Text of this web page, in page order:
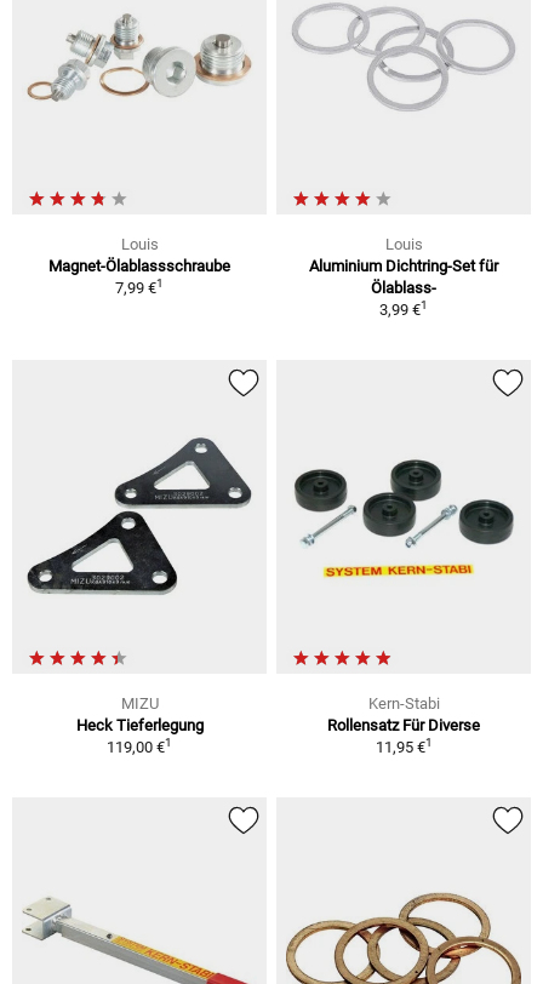
Louis
Magnet-Ölablassschraube
7,99 €1
Louis
Aluminium Dichtring-Set für
Ölablass-
3,99 €1
MIZU
Heck Tieferlegung
119,00 €1
Kern-Stabi
Rollensatz Für Diverse
11,95 €1